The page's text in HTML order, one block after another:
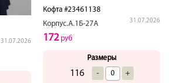
31.07.2026
Кофта #23461138
Корпус.А.1Б-27А
31.07.2026
172руб
Размеры
116 - +